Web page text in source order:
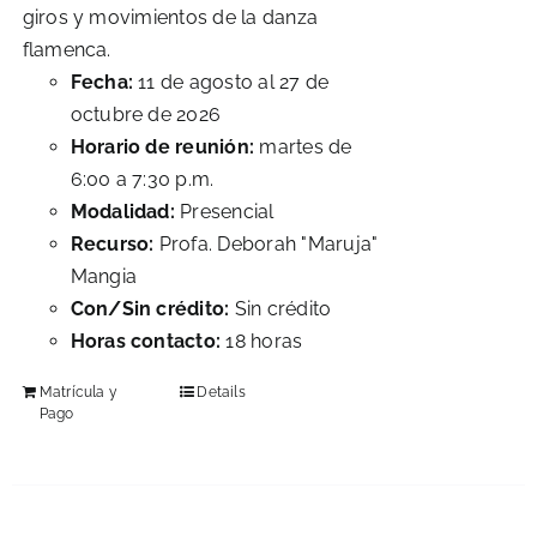
giros y movimientos de la danza
flamenca.
Fecha:11 de agosto al 27 de
octubre de 2026
Horario de reunión: martes de
6:00 a 7:30 p.m.
Modalidad: Presencial
Recurso: Profa. Deborah "Maruja"
Mangia
Con/Sin crédito: Sin crédito
Horas contacto: 18 horas
Matrícula y
Pago
Details